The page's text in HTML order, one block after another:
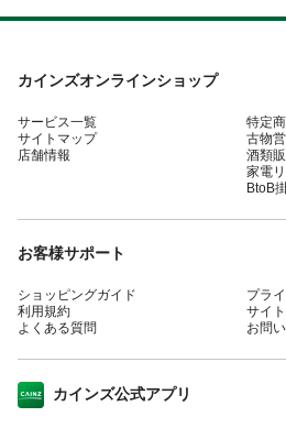
カインズオンラインショップ
サービス一覧
サイトマップ
店舗情報
特定
古物
酒類
家電
BtoB
お客様サポート
ショッピングガイド
利用規約
よくある質問
プラ
サイ
お問
カインズ公式アプリ